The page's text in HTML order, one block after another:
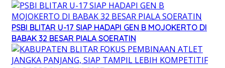
PSBI BLITAR U-17 SIAP HADAPI GEN B MOJOKERTO DI
BABAK 32 BESAR PIALA SOERATIN